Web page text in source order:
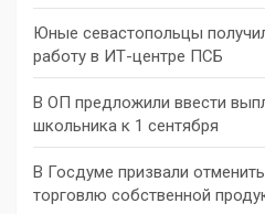
Юные севастопольцы
работу в ИТ-центре ПСБ
В ОП предложили ввести
школьника к 1 сентября
В Госдуме призвали
торговлю собственной